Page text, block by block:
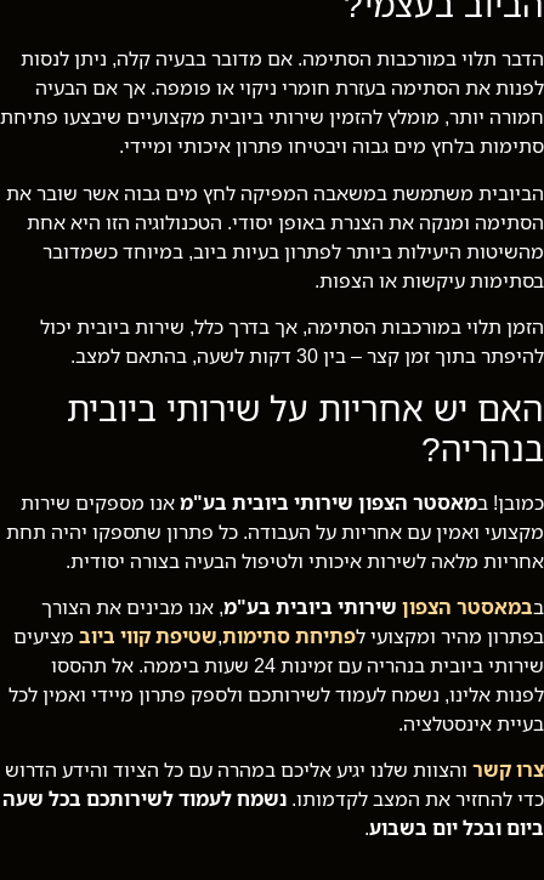
הדבר תלוי במורכבות הסתימה. אם מדובר בבעיה קלה, ניתן לנסות
לפנות את הסתימה בעזרת חומרי ניקוי או פומפה. אך אם הבעיה
חמורה יותר, מומלץ להזמין שירותי ביובית מקצועיים שיבצעו פתיחת
סתימות בלחץ מים גבוה ויבטיחו פתרון איכותי ומיידי.
הביובית משתמשת במשאבה המפיקה לחץ מים גבוה אשר שובר את
הסתימה ומנקה את הצנרת באופן יסודי. הטכנולוגיה הזו היא אחת
מהשיטות היעילות ביותר לפתרון בעיות ביוב, במיוחד כשמדובר
בסתימות עיקשות או הצפות.
הזמן תלוי במורכבות הסתימה, אך בדרך כלל, שירות ביובית יכול
להיפתר בתוך זמן קצר – בין 30 דקות לשעה, בהתאם למצב.
האם יש אחריות על שירותי ביובית
בנהריה?
כמובן! במאסטר הצפון שירותי ביובית בע"מאנו מספקים שירות
מקצועי ואמין עם אחריות על העבודה. כל פתרון שתספקו יהיה תחת
אחריות מלאה לשירות איכותי ולטיפול הבעיה בצורה יסודית.
בבמאסטר הצפון שירותי ביובית בע"מ, אנו מבינים את הצורך
בפתרון מהיר ומקצועי לפתיחת סתימות,שטיפת קווי ביוב מציעים
שירותי ביובית בנהריה עם זמינות 24 שעות ביממה. אל תהססו
לפנות אלינו, נשמח לעמוד לשירותכם ולספק פתרון מיידי ואמין לכל
בעיית אינסטלציה.
צרו קשר והצוות שלנו יגיע אליכם במהרה עם כל הציוד והידע הדרוש
כדי להחזיר את המצב לקדמותו. נשמח לעמוד לשירותכם בכל שעה
ביום ובכל יום בשבוע.